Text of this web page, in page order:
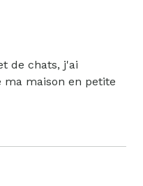
de chats, j'ai
maison en petite